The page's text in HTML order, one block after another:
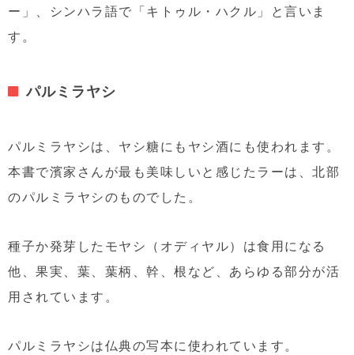
ー」、シンハラ語で「キトゥル・ハクル」と言いま
す。
パルミラヤシ
パルミラヤシは、ヤシ糖にもヤシ酒にも使われます。
本書で濱家さんが最も美味しいと感じたラーは、北部
のパルミラヤシのものでした。
種子か発芽したモヤシ（オディヤル）は食用になる
他、果実、葉、葉柄、幹、根など、あらゆる部分が活
用されています。
パルミラヤシは仏典の写本に使われています。